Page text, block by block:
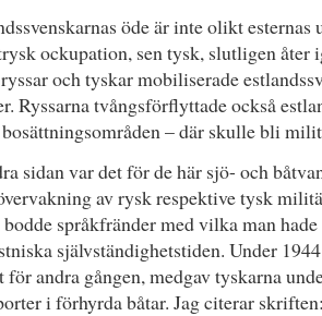
öde är inte olikt
ockupation, sen tysk, slutligen åter
och tyskar mobiliserade
Ryssarna tvångsförflyttade också
bosättningsområden – där skulle bli
sidan var det för de här sjö- och
av rysk respektive tysk
språkfränder med vilka man
självständighetstiden. Under
för andra gången, medgav tyskarna
i förhyrda båtar. Jag citerar